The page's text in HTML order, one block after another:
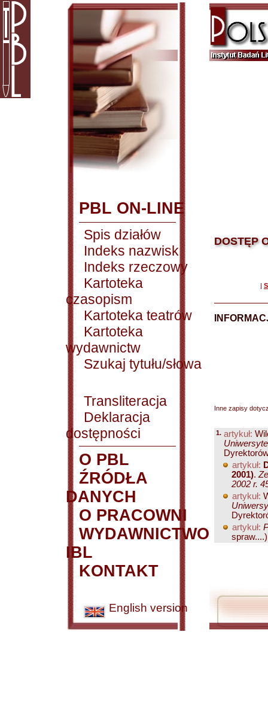
PBL ON-LINE
Spis działów
Indeks nazwisk
Indeks rzeczowy
Kartoteka
czasopism
Kartoteka teatrów
Kartoteka
wydawnictw
Szukaj tytułu/słowa
Transliteracja
Deklaracja
dostępności
O PBL
ŹRÓDŁA
DANYCH
O PRACOWNI
WYDAWNICTWO
IBL
KONTAKT
English version
DOSTĘP
|
Inne zapisy
1. artykuł:
artykuł:
2001).
2002 r.
artykuł:
artykuł:
spraw....)